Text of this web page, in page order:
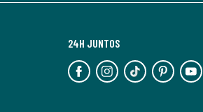
de
baja
24H JUNTOS